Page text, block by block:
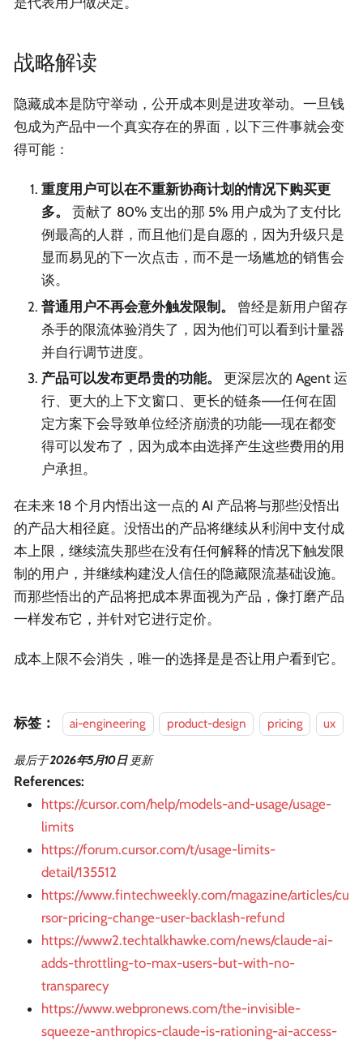
战略解读
隐藏成本是防守举动，公开成本则是进攻举动。一旦钱
包成为产品中一个真实存在的界面，以下三件事就会变
得可能：
重度用户可以在不重新协商计划的情况下购买更
多。
贡献了 80% 支出的那 5% 用户成为了支付比
例最高的人群，而且他们是自愿的，因为升级只是
显而易见的下一次点击，而不是一场尴尬的销售会
谈。
普通用户不再会意外触发限制。
曾经是新用户留存
杀手的限流体验消失了，因为他们可以看到计量器
并自行调节进度。
产品可以发布更昂贵的功能。
更深层次的 Agent 运
行、更大的上下文窗口、更长的链条——任何在固
定方案下会导致单位经济崩溃的功能——现在都变
得可以发布了，因为成本由选择产生这些费用的用
户承担。
在未来 18 个月内悟出这一点的 AI 产品将与那些没悟出
的产品大相径庭。没悟出的产品将继续从利润中支付成
本上限，继续流失那些在没有任何解释的情况下触发限
制的用户，并继续构建没人信任的隐藏限流基础设施。
而那些悟出的产品将把成本界面视为产品，像打磨产品
一样发布它，并针对它进行定价。
成本上限不会消失，唯一的选择是是否让用户看到它。
标签： ai-engineering product-design pricing ux
最后于2026年5月10日 更新
References:
https://cursor.com/help/models-and-usage/usage-
limits
https://forum.cursor.com/t/usage-limits-
detail/135512
https://www.fintechweekly.com/magazine/articles/cu
rsor-pricing-change-user-backlash-refund
https://www2.techtalkhawke.com/news/claude-ai-
adds-throttling-to-max-users-but-with-no-
transparecy
https://www.webpronews.com/the-invisible-
squeeze-anthropics-claude-is-rationing-ai-access-